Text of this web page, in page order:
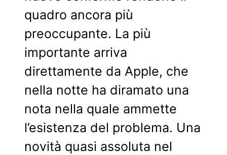
quadro ancora più
preoccupante. La più
importante arriva
direttamente da Apple, che
nella notte ha diramato una
nota nella quale ammette
l’esistenza del problema. Una
novità quasi assoluta nel